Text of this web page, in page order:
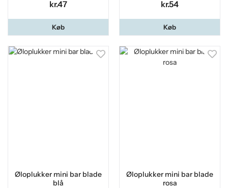
kr.47
Køb
kr.54
Køb
Øloplukker mini bar blade
blå
Øloplukker mini bar blade
rosa